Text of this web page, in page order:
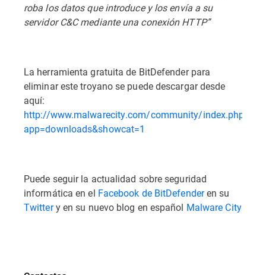
roba los datos que introduce y los envía a su
servidor C&C mediante una conexión HTTP”
La herramienta gratuita de BitDefender para
eliminar este troyano se puede descargar desde
aquí:
http://www.malwarecity.com/community/index.php?
app=downloads&showcat=1
Puede seguir la actualidad sobre seguridad
informática en el Facebook de BitDefenderen su
Twittery en su nuevo blog en español Malware City